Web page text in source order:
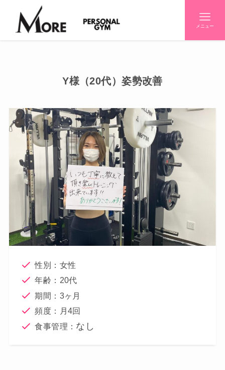
メニュー
Y様（20代）姿勢改善
性別：女性
年齢：20代
期間：3ヶ月
頻度：月4回
食事管理： なし